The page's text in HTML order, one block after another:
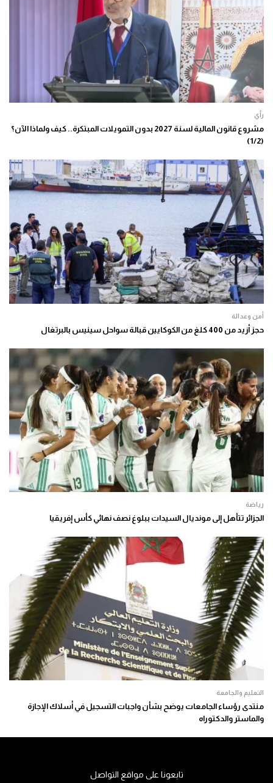
رأي
مشروع قانون المالية لسنة 2027 بدون التمويلات المبتكرة.. كيف ولماذا الآن؟
(1/2)
أمن وعدالة
حجز أزيد من 400 كلغ من الكوكايين قبالة سواحل سينيس بالبرتغال
رياضة
الجزائر تتأهل إلى مونديال السيدات ببلوغ نصف نهائي كأس إفريقيا
التعليم والجامعة
منتدى رؤساء الجامعات يوضح بشأن واجبات التسجيل في أسلاك الإجازة
والماستر والدكتوراه
تابعونا على مواقع التواصل